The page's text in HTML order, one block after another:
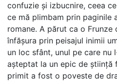
confuzie și izbucnire, ceea
ce mă plimbam prin paginile
romane. A părut ca o Frunze
înfășura prin peisajul inimii
un loc sfânt, unul pe care nu
așteptat la un epic de știință
primit a fost o poveste de